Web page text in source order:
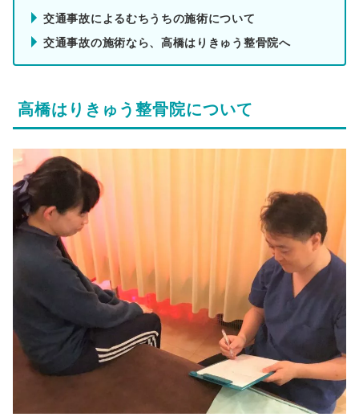
交通事故によるむちうちの施術について
交通事故の施術なら、高橋はりきゅう整骨院へ
高橋はりきゅう整骨院について